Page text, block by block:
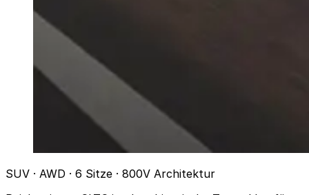
SUV · AWD · 6 Sitze · 800V Architektur